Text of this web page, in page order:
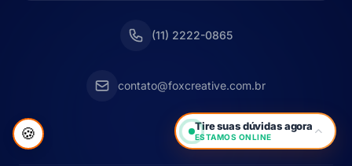
(11) 2222-0865
contato@foxcreative.com.br
Tire suas dúvidas agora
ESTAMOS ONLINE
🍪